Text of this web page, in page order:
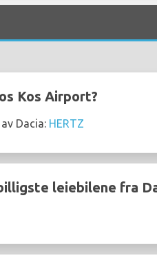
Kos Airport?
Dacia: HERTZ
leiebilene fra